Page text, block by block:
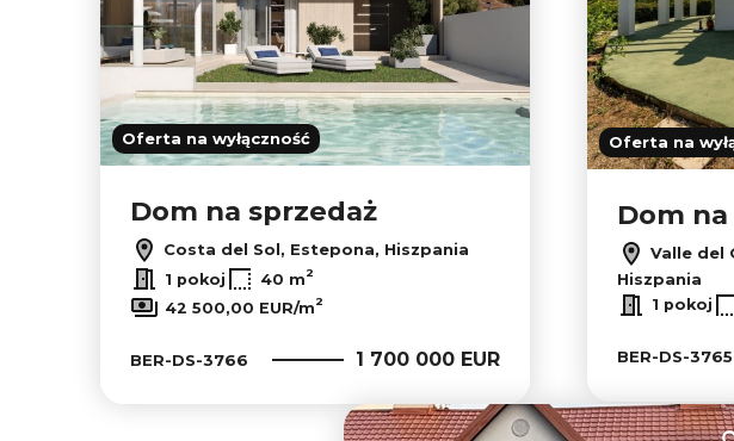
Oferta na wyłączność
Dom na sprzedaż
Costa del Sol, Estepona, Hiszpania
1 pokoj 40 m2
42 500,00 EUR/m2
BER-DS-3766 1 700 000 EUR
Oferta na
Dom
Valle del
Hiszpania
1 pokoj
BER-DS-3765